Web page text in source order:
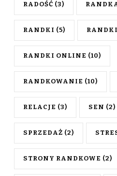
RADOŚĆ (3)
RANDKI (5)
RANDKI ONLINE (10)
RANDKOWANIE (10)
RELACJE (3) SEN (2)
SPRZEDAŻ (2)
STRONY RANDKOWE (2)